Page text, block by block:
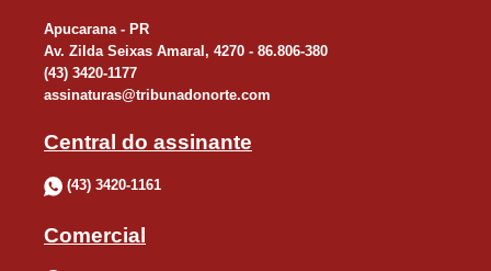
O piso paranaense é dividido em quatro grupos, que contemplam
os trabalhadores que não possuem convenção ou acordo coletivo
de trabalhou ou não possuem sindicatos que os representem,
outros
2025, sendo que a diferença nos valores deve ser paga de forma
Apucarana - PR
Av. Zilda Seixas Amaral, 4270 - 86.806-380
(43) 3420-1177
assinaturas@tribunadonorte.com
Central do assinante
(43) 3420-1161
Comercial